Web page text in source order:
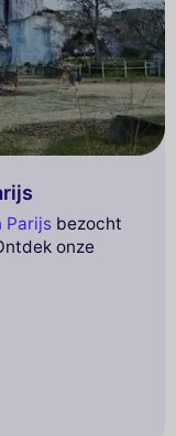
Parijs bezocht
onze